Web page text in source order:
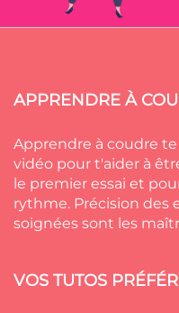
APPRENDRE À
Apprendre à coudre
vidéo pour t'aider à
le premier essai et
rythme. Précision des
soignées sont les
VOS TUTOS